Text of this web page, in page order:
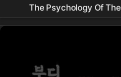
The Psychology Of The